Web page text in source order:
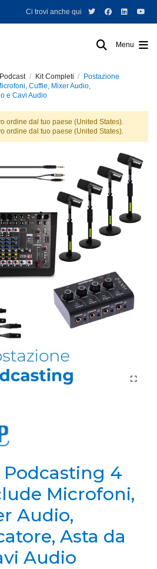
Ci trovi anche qui
Menu
Podcast Kit Completi
Postazione
Cuffie, Mixer Audio,
e Cavi Audio
ordine dal tuo paese (United States).
ordine dal tuo paese (United States).
Podcasting 4
Microfoni,
Audio,
Asta da
Audio